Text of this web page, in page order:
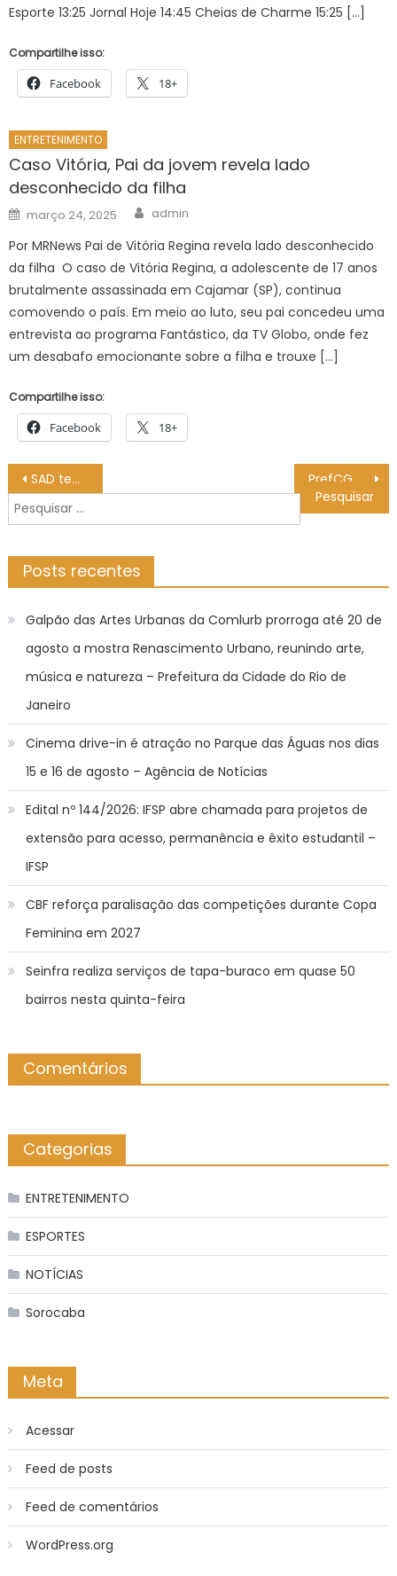
Esporte 13:25 Jornal Hoje 14:45 Cheias de Charme 15:25 […]
Compartilhe isso:
Facebook 18+
ENTRETENIMENTO
Caso Vitória, Pai da jovem revela lado
desconhecido da filha
Posted
on
março 24, 2025 Author
admin
Por MRNews Pai de Vitória Regina revela lado desconhecido
da filha O caso de Vitória Regina, a adolescente de 17 anos
brutalmente assassinada em Cajamar (SP), continua
comovendo o país. Em meio ao luto, seu pai concedeu uma
entrevista ao programa Fantástico, da TV Globo, onde fez
um desabafo emocionante sobre a filha e trouxe […]
Compartilhe isso:
Facebook 18+
Navegação
de
Post
SAD tem planejamento para servidores, compras, patrimônio e sustentabilidade – Agência de Noticias do Governo de Mato Grosso do Sul
Pesquisar
por:
Posts recentes
Galpão das Artes Urbanas da Comlurb prorroga até 20 de
agosto a mostra Renascimento Urbano, reunindo arte,
música e natureza – Prefeitura da Cidade do Rio de
Janeiro
Cinema drive-in é atração no Parque das Águas nos dias
15 e 16 de agosto – Agência de Notícias
Edital nº 144/2026: IFSP abre chamada para projetos de
extensão para acesso, permanência e êxito estudantil –
IFSP
CBF reforça paralisação das competições durante Copa
Feminina em 2027
Seinfra realiza serviços de tapa-buraco em quase 50
bairros nesta quinta-feira
Comentários
Categorias
ENTRETENIMENTO
ESPORTES
NOTÍCIAS
Sorocaba
Meta
Acessar
Feed de posts
Feed de comentários
WordPress.org